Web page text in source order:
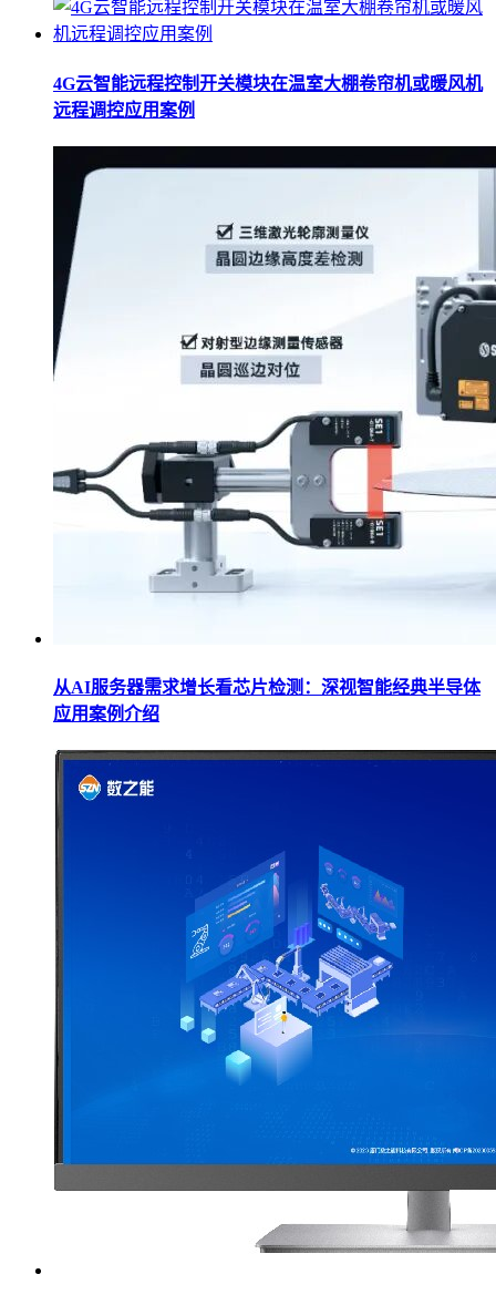
4G云智能远程控制开关模块在温室大棚卷帘机或暖风机
远程调控应用案例
从AI服务器需求增长看芯片检测：深视智能经典半导体
应用案例介绍